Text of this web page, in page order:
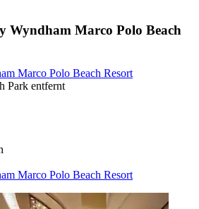
Wyndham Marco Polo Beach
Marco Polo Beach Resort
Park entfernt
Marco Polo Beach Resort